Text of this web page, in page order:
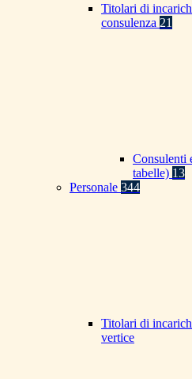
Titolari di
consulenza 21
Consulenti
tabelle) 13
Personale 344
Titolari di
vertice